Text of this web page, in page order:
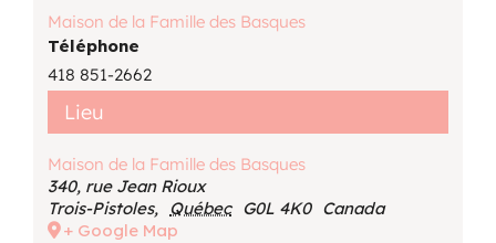
Lieu
Maison de la Famille des Basques
340, rue Jean Rioux
Trois-Pistoles, Québec G0L 4K0 Canada
+ Google Map
Maison de la Famille des Basques
Téléphone
418 851-2662